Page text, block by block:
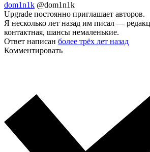
dom1n1k @dom1n1k
Upgrade постоянно приглашает авторов.
Я несколько лет назад им писал —
контактная, шансы немаленькие.
Ответ написан более трёх лет назад
Комментировать